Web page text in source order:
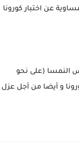
عن اختبار كورونا
النمسا (على نحو
و أيضا من أجل عزل